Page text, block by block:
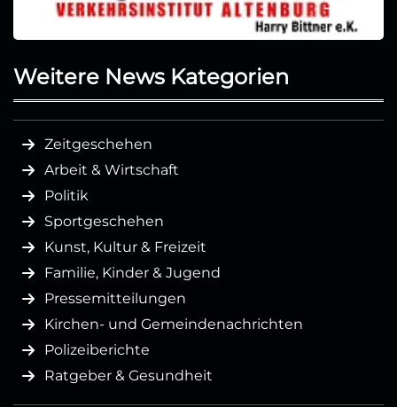
Weitere News Kategorien
Zeitgeschehen
Arbeit & Wirtschaft
Politik
Sportgeschehen
Kunst, Kultur & Freizeit
Familie, Kinder & Jugend
Pressemitteilungen
Kirchen- und Gemeindenachrichten
Polizeiberichte
Ratgeber & Gesundheit